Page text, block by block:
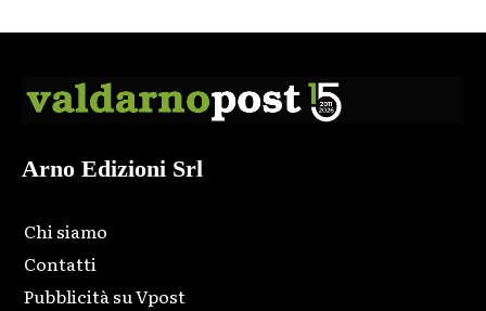
Arno Edizioni Srl
Chi siamo
Contatti
Pubblicità su Vpost